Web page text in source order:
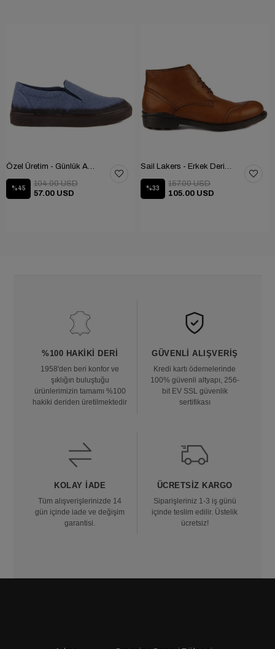
%45
57.00 USD
104.00 USD
%33
105.00 USD
157.00 USD
%100 HAKIKI DERI
1958'den beri konfor ve
şıklığın buluştuğu
ürünlerimizin tamamı %100
hakiki deriden üretilmektedir
GÜVENLI ALIŞVERIŞ
Kredi kartı ödemelerinde
100% güvenli altyapı, 256-
bit EV SSL güvenlik
sertifikası
KOLAY İADE
Tüm alışverişlerinizde 14
gün içinde iade ve değişim
garantisi.
ÜCRETSIZ KARGO
Siparişleriniz 1-3 iş günü
içinde teslim edilir. Üstelik
ücretsiz!